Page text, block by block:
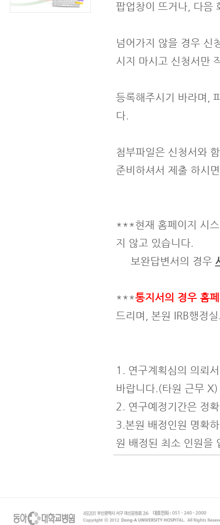
팝업창이 뜨거나, 다음
넘어가지 않을 경우 신
시지 마시고 신청서만
등록해주시기 바라며,
다.
첨부파일은 신청서와
준비하셔서 제출 하시
***현재 홈페이지 시
지 않고 있습니다.
보완답변서의 경우
***통지서의 경우 홈
드리며, 본원 IRB행정
1. 연구계획심의 의뢰
바랍니다.(타원 근무 X)
2. 연구예정기간은 정
3.본원 배정인원 명확
원 배정된 최소 인원을